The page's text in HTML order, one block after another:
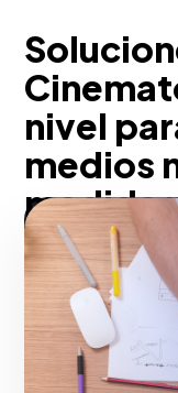
nivel
medios
medida
Domingo
En nuestra
transferencia
corporación.